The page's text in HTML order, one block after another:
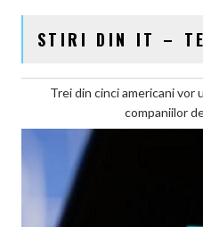
STIRI DIN IT –
Trei din cinci americani vor
companiilor